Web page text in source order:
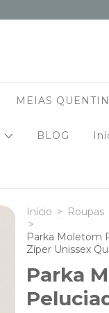
MEIAS
BLOG
Início > Roupas
>
Parka Moletom
Zíper Unissex
Parka